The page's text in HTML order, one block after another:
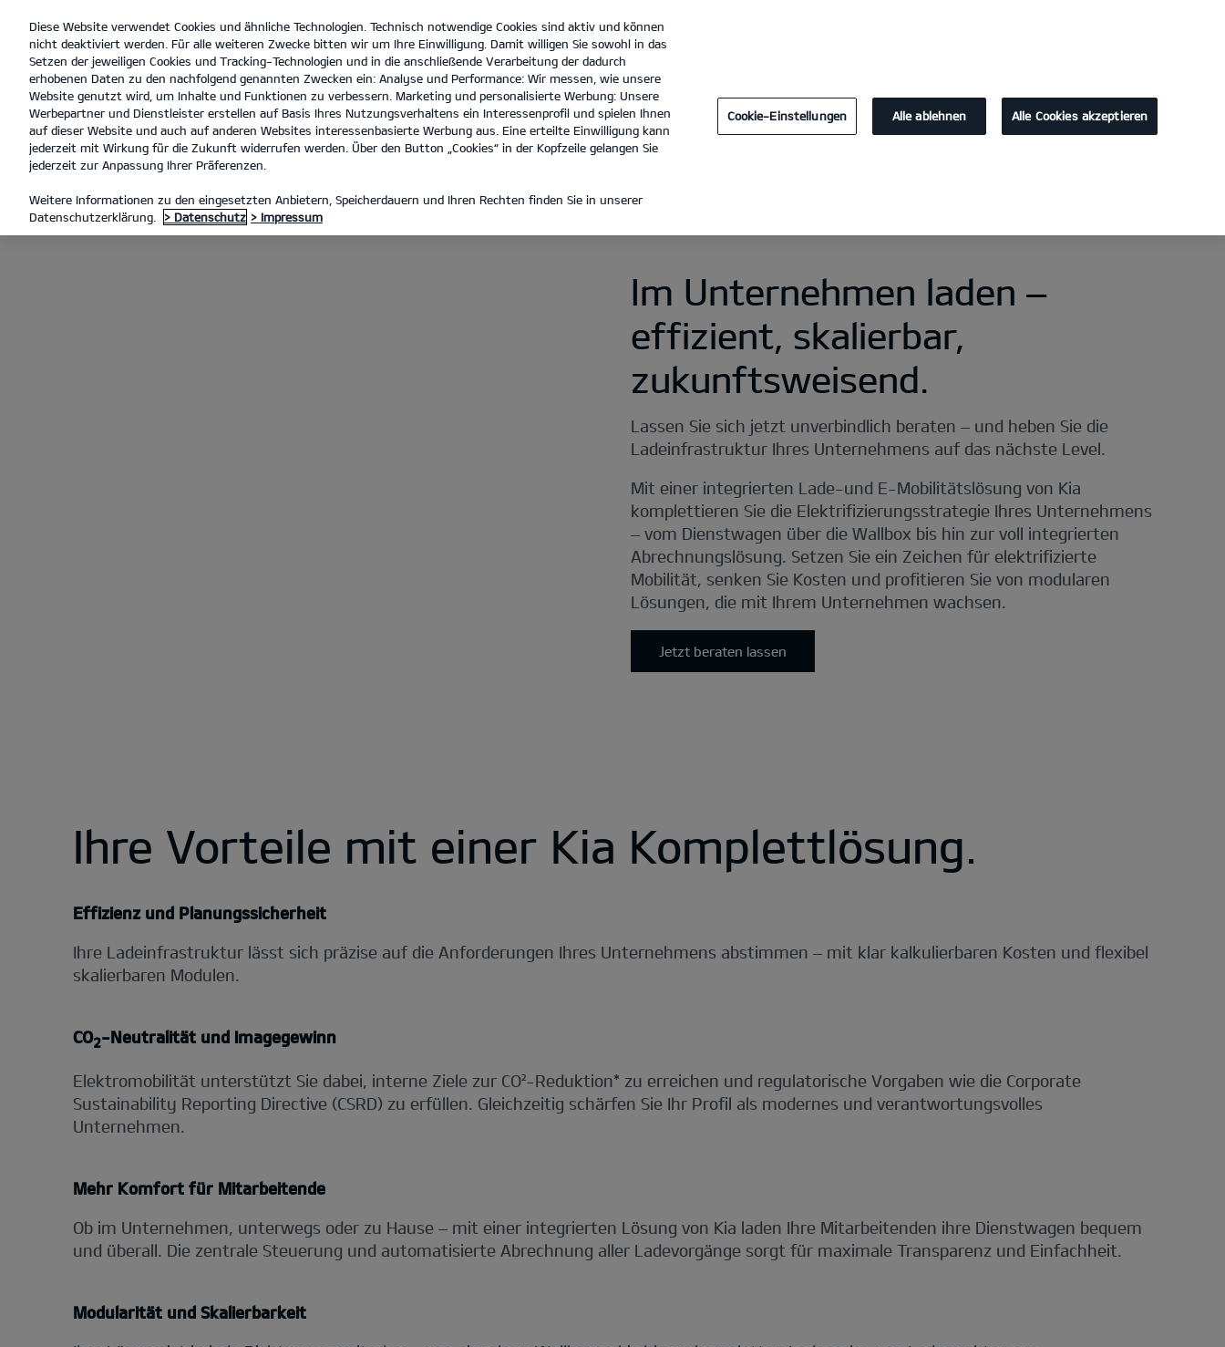
open
menu
PS Union GmbH Tel. :0345 - 212910
Laden im Unternehmen Zu Hause laden Öffentliches Laden Laden im Unternehmen
LADEN MIT KIA CHARGE
Diese Website verwendet Cookies und ähnliche Technologien. Technisch notwendige Cookies sind aktiv und können
nicht deaktiviert werden. Für alle weiteren Zwecke bitten wir um Ihre Einwilligung. Damit willigen Sie sowohl in das
Setzen der jeweiligen Cookies und Tracking-Technologien und in die anschließende Verarbeitung der dadurch
erhobenen Daten zu den nachfolgend genannten Zwecken ein: Analyse und Performance: Wir messen, wie unsere
Website genutzt wird, um Inhalte und Funktionen zu verbessern. Marketing und personalisierte Werbung: Unsere
Werbepartner und Dienstleister erstellen auf Basis Ihres Nutzungsverhaltens ein Interessenprofil und spielen Ihnen
auf dieser Website und auch auf anderen Websites interessenbasierte Werbung aus. Eine erteilte Einwilligung kann
jederzeit mit Wirkung für die Zukunft widerrufen werden. Über den Button „Cookies“ in der Kopfzeile gelangen Sie
jederzeit zur Anpassung Ihrer Präferenzen.
Weitere Informationen zu den eingesetzten Anbietern, Speicherdauern und Ihren Rechten finden Sie in unserer
Datenschutzerklärung.
> Datenschutz > Impressum
Cookie-Einstellungen Alle ablehnen Alle Cookies akzeptieren